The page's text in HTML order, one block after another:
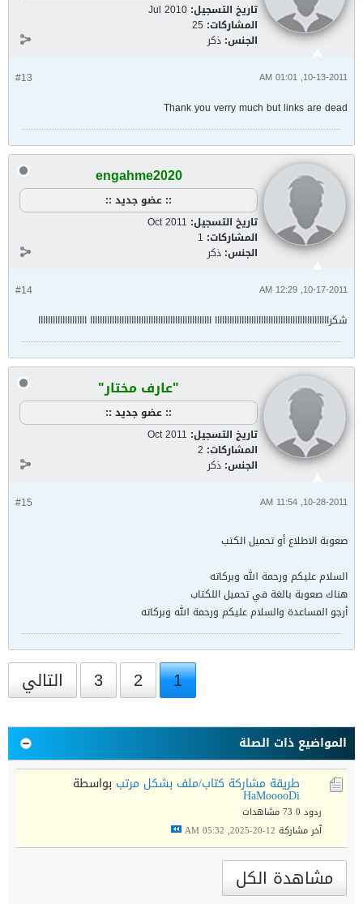
تاريخ التسجيل: Jul 2010
المشاركات: 25
الجنس: ذكر
#13 10-13-2011, 01:01 AM
Thank you verry much but links are dead
engahme2020
:: عضو جديد ::
تاريخ التسجيل: Oct 2011
المشاركات: 1
الجنس: ذكر
#14 10-17-2011, 12:29 AM
شكرااااااااااااااااااااااااااااااااااااااااااااااا اااااااااااااااااااااااااااااااااااااااااااااااااا اااااااااااااااااااا
"عارف مختار"
:: عضو جديد ::
تاريخ التسجيل: Oct 2011
المشاركات: 2
الجنس: ذكر
#15 10-28-2011, 11:54 AM
صعوبة الاطلاع أو تحميل الكتب
السلام عليكم ورحمة الله وبركاته
هناك صعوبة بالغة في تحميل اللكتاب
أرجو المساعدة والسلام عليكم ورحمة الله وبركاته
1
2
3 التالي
المواضيع ذات الصلة
طريقة مشاركة كتاب/ملف بشكل مرتب بواسطة
HaMooooDi
ردود 0
73 مشاهدات
آخر مشاركة 12-20-2025, 05:32 AM
مشاهدة الكل